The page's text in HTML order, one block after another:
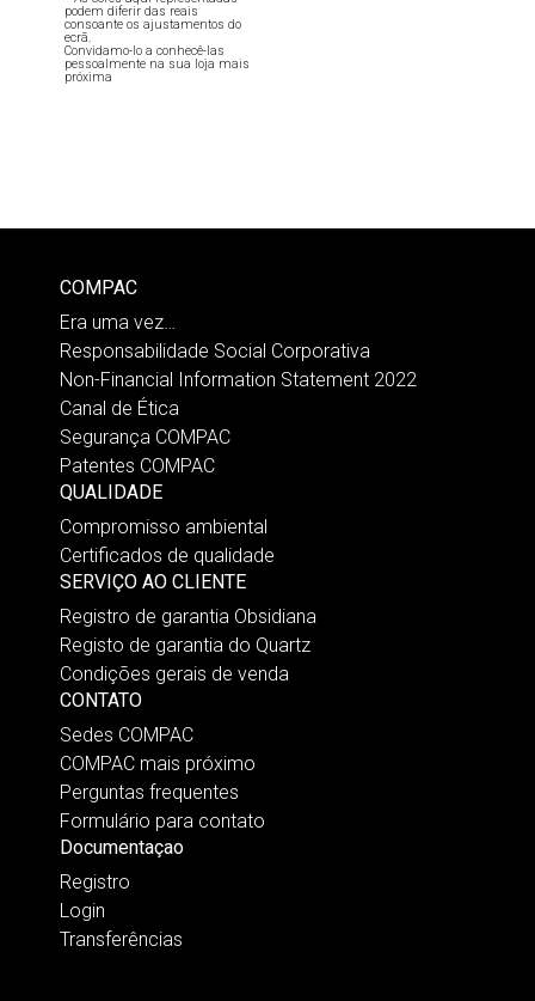
podem diferir das reais
consoante os ajustamentos do
ecrã.
Convidamo-lo a conhecê-las
pessoalmente na sua loja mais
próxima
COMPAC
Era uma vez…
Responsabilidade Social Corporativa
Non-Financial Information Statement 2022
Canal de Ética
Segurança COMPAC
Patentes COMPAC
QUALIDADE
Compromisso ambiental
Certificados de qualidade
SERVIÇO AO CLIENTE
Registro de garantia Obsidiana
Registo de garantia do Quartz
Condições gerais de venda
CONTATO
Sedes COMPAC
COMPAC mais próximo
Perguntas frequentes
Formulário para contato
Documentaçao
Registro
Login
Transferências